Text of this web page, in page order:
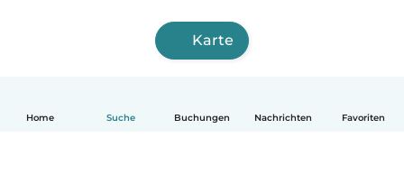
Home Suche Buchungen Nachrichten Favoriten
Karte